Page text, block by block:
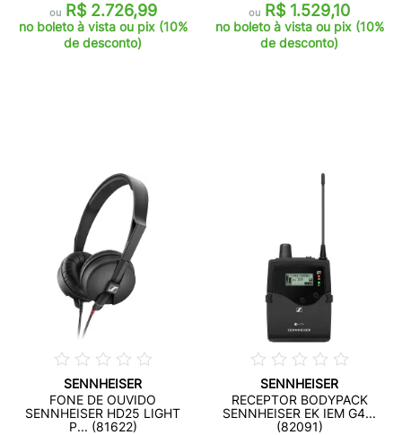
ouR$ 2.726,99
no boleto à vista ou pix (10%
de desconto)
ou R$ 1.529,10
no boleto à vista ou pix (10%
de desconto)
SENNHEISER
FONE DE OUVIDO
SENNHEISER HD25 LIGHT
P... (81622)
SENNHEISER
RECEPTOR BODYPACK
SENNHEISER EK IEM G4...
(82091)